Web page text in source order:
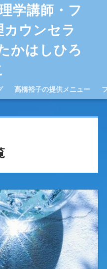
学講師・フ
ウンセラ
かはしひろ
髙橋裕子の提供メニュー